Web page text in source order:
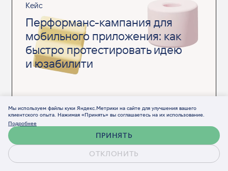
Кейс
Перформанс-кампания для
мобильного приложения: как
быстро протестировать идею
и юзабилити
Обсудить проект
Мы используем файлы куки Яндекс.Метрики на сайте для улучшения вашего
клиентского опыта. Нажимая «Принять» вы соглашаетесь на их использование.
Подробнее
ПРИНЯТЬ
ОТКЛОНИТЬ